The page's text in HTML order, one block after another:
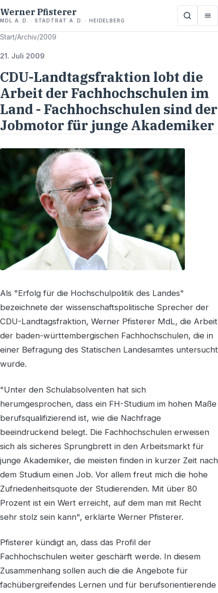
Werner Pfisterer
MDL A. D. · STADTRAT A. D. · HEIDELBERG
Start/Archiv/2009
21. Juli 2009
CDU-Landtagsfraktion lobt die
Arbeit der Fachhochschulen im
Land - Fachhochschulen sind der
Jobmotor für junge Akademiker
Als "Erfolg für die Hochschulpolitik des Landes"
bezeichnete der wissenschaftspolitische Sprecher der
CDU-Landtagsfraktion, Werner Pfisterer MdL, die Arbeit
der baden-württembergischen Fachhochschulen, die in
einer Befragung des Statischen Landesamtes untersucht
wurde.
"Unter den Schulabsolventen hat sich
herumgesprochen, dass ein FH-Studium im hohen Maße
berufsqualifizierend ist, wie die Nachfrage
beeindruckend belegt. Die Fachhochschulen erweisen
sich als sicheres Sprungbrett in den Arbeitsmarkt für
junge Akademiker, die meisten finden in kurzer Zeit nach
dem Studium einen Job. Vor allem freut mich die hohe
Zufriedenheitsquote der Studierenden. Mit über 80
Prozent ist ein Wert erreicht, auf dem man mit Recht
sehr stolz sein kann", erklärte Werner Pfisterer.
Pfisterer kündigt an, dass das Profil der
Fachhochschulen weiter geschärft werde. In diesem
Zusammenhang sollen auch die die Angebote für
fachübergreifendes Lernen und für berufsorientierende